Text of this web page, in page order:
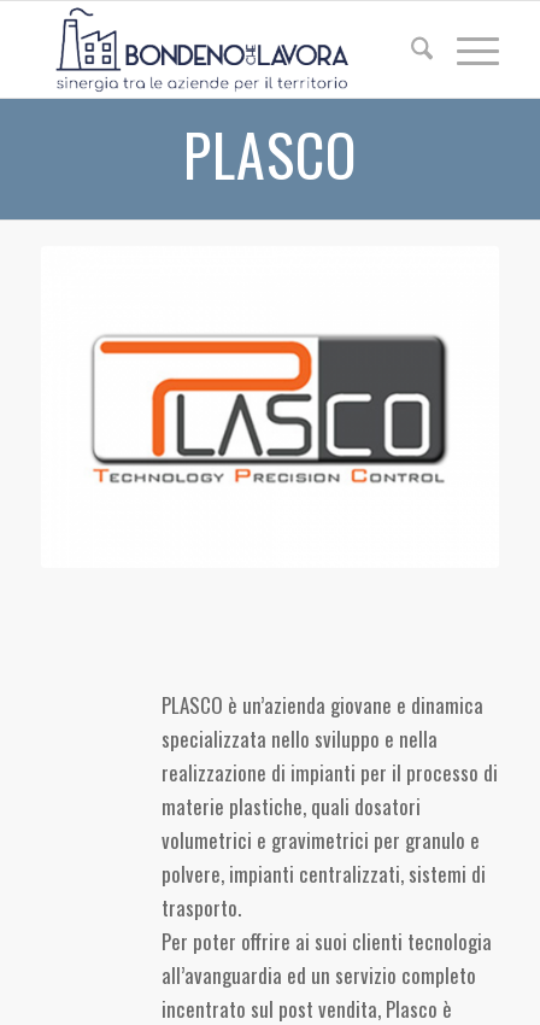
PLASCO
PLASCO è un’azienda giovane e dinamica
specializzata nello sviluppo e nella
realizzazione di impianti per il processo di
materie plastiche, quali dosatori
volumetrici e gravimetrici per granulo e
polvere, impianti centralizzati, sistemi di
trasporto.
Per poter offrire ai suoi clienti tecnologia
all’avanguardia ed un servizio completo
incentrato sul post vendita, Plasco è